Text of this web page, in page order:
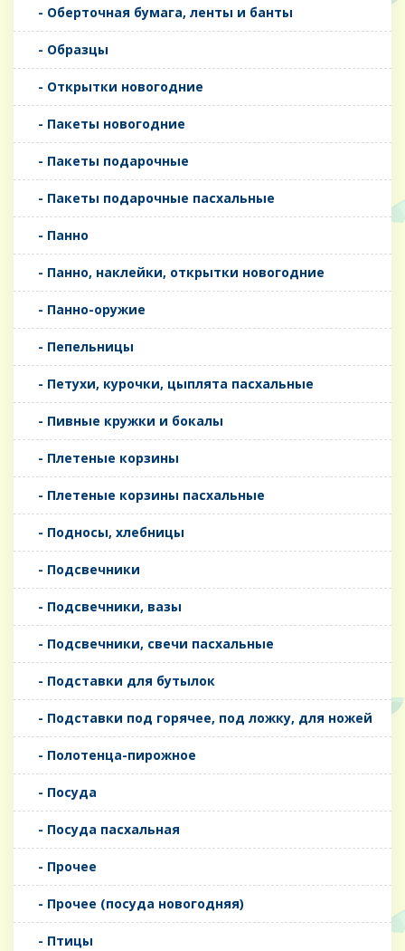
- Оберточная бумага, ленты и банты
- Образцы
- Открытки новогодние
- Пакеты новогодние
- Пакеты подарочные
- Пакеты подарочные пасхальные
- Панно
- Панно, наклейки, открытки новогодние
- Панно-оружие
- Пепельницы
- Петухи, курочки, цыплята пасхальные
- Пивные кружки и бокалы
- Плетеные корзины
- Плетеные корзины пасхальные
- Подносы, хлебницы
- Подсвечники
- Подсвечники, вазы
- Подсвечники, свечи пасхальные
- Подставки для бутылок
- Подставки под горячее, под ложку, для ножей
- Полотенца-пирожное
- Посуда
- Посуда пасхальная
- Прочее
- Прочее (посуда новогодняя)
- Птицы